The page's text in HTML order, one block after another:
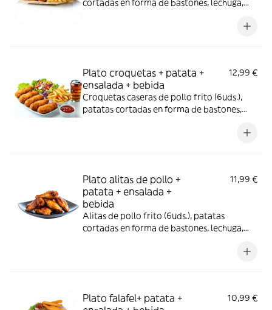
cortadas en forma de bastones, lechuga,
maíz , esencia de oliva verde y bebida (330
Plato croquetas + patata +
ensalada + bebida
12,99 €
Croquetas caseras de pollo frito (6uds.),
patatas cortadas en forma de bastones,
remolacha, maíz, esencia de oliva verde y
Plato alitas de pollo +
patata + ensalada +
bebida
11,99 €
Alitas de pollo frito (6uds.), patatas
cortadas en forma de bastones, lechuga,
maíz, esencia de oliva verde y bebida (330
Plato falafel+ patata +
10,99 €